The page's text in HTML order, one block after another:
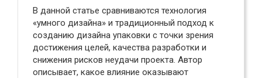
В данной статье сравниваются технология
«умного дизайна» и традиционный подход к
созданию дизайна упаковки с точки зрения
достижения целей, качества разработки и
снижения рисков неудачи проекта. Автор
описывает, какое влияние оказывают